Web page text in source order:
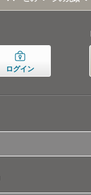
ログイン